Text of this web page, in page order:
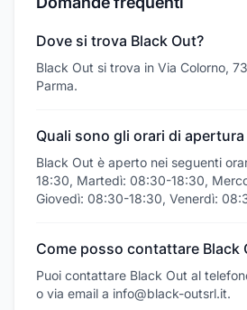
Dove si trova Black Out?
Black Out si trova in Via Colorno,
Parma.
Quali sono gli orari di apertura
Black Out è aperto nei seguenti
18:30, Martedì: 08:30-18:30,
Giovedì: 08:30-18:30, Venerdì:
Come posso contattare Black
Puoi contattare Black Out al
o via email a info@black-outsrl.it.